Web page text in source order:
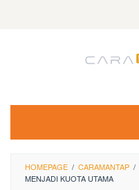
HOMEPAGE / CARAMANTAP /
MENJADI KUOTA UTAMA